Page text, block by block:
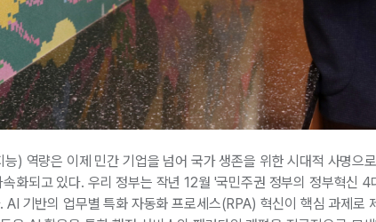
능) 역량은 이제 민간 기업을 넘어 국가 생존을 위한 시대적 사명으
속화되고 있다. 우리 정부는 작년 12월 '국민주권 정부의 정부혁신
AI 기반의 업무별 특화 자동화 프로세스(RPA) 혁신이 핵심 과제로